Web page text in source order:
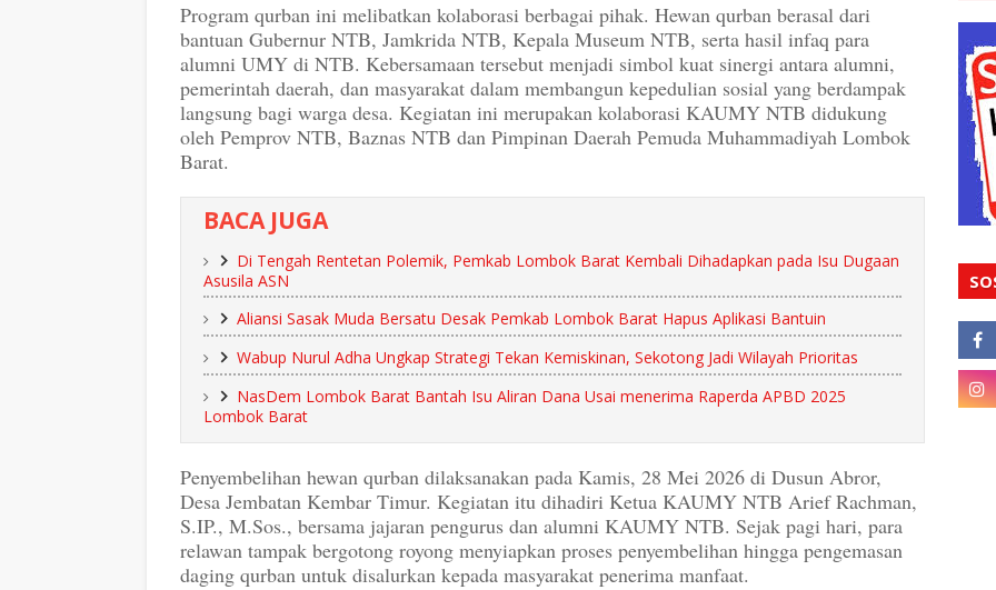
Program qurban ini melibatkan kolaborasi berbagai pihak. Hewan qurban berasal dari
bantuan Gubernur NTB, Jamkrida NTB, Kepala Museum NTB, serta hasil infaq para
alumni UMY di NTB. Kebersamaan tersebut menjadi simbol kuat sinergi antara alumni,
pemerintah daerah, dan masyarakat dalam membangun kepedulian sosial yang berdampak
langsung bagi warga desa. Kegiatan ini merupakan kolaborasi KAUMY NTB didukung
oleh Pemprov NTB, Baznas NTB dan Pimpinan Daerah Pemuda Muhammadiyah Lombok
Barat.
BACA JUGA
Di Tengah Rentetan Polemik, Pemkab Lombok Barat Kembali Dihadapkan pada Isu Dugaan
Asusila ASN
Aliansi Sasak Muda Bersatu Desak Pemkab Lombok Barat Hapus Aplikasi Bantuin
Wabup Nurul Adha Ungkap Strategi Tekan Kemiskinan, Sekotong Jadi Wilayah Prioritas
NasDem Lombok Barat Bantah Isu Aliran Dana Usai menerima Raperda APBD 2025
Lombok Barat
Penyembelihan hewan qurban dilaksanakan pada Kamis, 28 Mei 2026 di Dusun Abror,
Desa Jembatan Kembar Timur. Kegiatan itu dihadiri Ketua KAUMY NTB Arief Rachman,
S.IP., M.Sos., bersama jajaran pengurus dan alumni KAUMY NTB. Sejak pagi hari, para
relawan tampak bergotong royong menyiapkan proses penyembelihan hingga pengemasan
daging qurban untuk disalurkan kepada masyarakat penerima manfaat.